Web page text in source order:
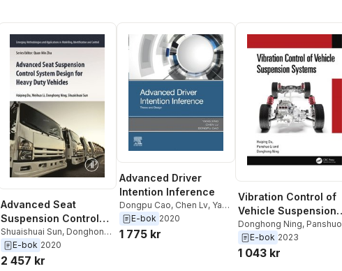
Advanced Seat
Suspension Control
System Design for
Heavy Duty Vehicles
Shuaishuai Sun, Donghong
Ning,Weihua Li
E-bok 2020
2 457 kr
Advanced Driver
Intention Inference
Dongpu Cao, Chen Lv, Yang
XingE-bok 2020
1 775 kr
Vibration Control of
Vehicle Suspension
Systems
Donghong Ning, Panshuo
Li,Haiping Du
E-bok 2023
1 043 kr